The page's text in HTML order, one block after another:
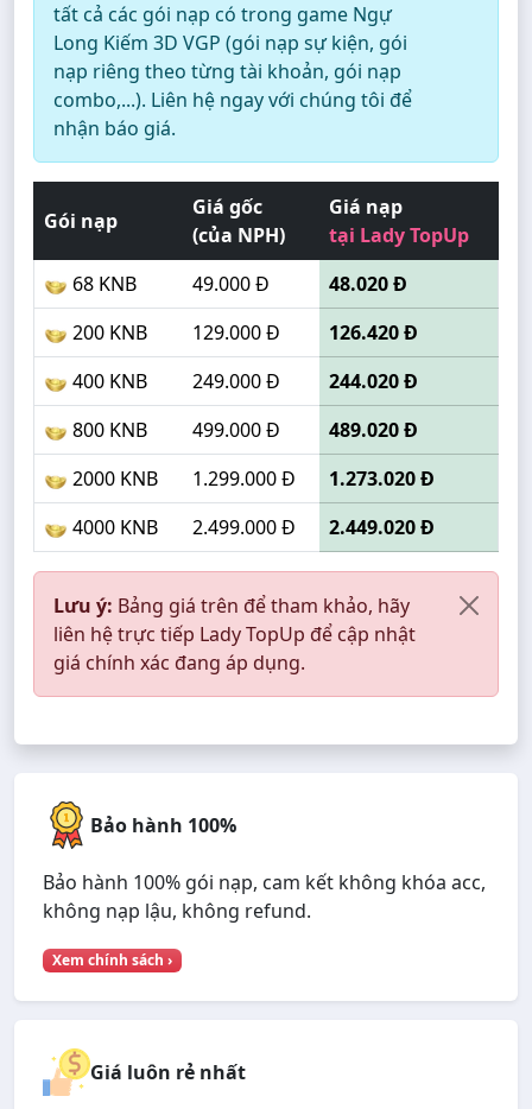
tất cả các gói nạp có trong game Ngự
Long Kiếm 3D VGP (gói nạp sự kiện, gói
nạp riêng theo từng tài khoản, gói nạp
combo,...). Liên hệ ngay với chúng tôi để
nhận báo giá.
Gói nạp
Giá gốc
(của NPH)
Giá nạp
tại Lady TopUp
68 KNB
49.000 Đ
48.020 Đ
200 KNB
129.000 Đ
126.420 Đ
400 KNB
249.000 Đ
244.020 Đ
800 KNB
499.000 Đ
489.020 Đ
2000 KNB
1.299.000 Đ
1.273.020 Đ
4000 KNB
2.499.000 Đ 2.449.020 Đ
Lưu ý: Bảng giá trên để tham khảo, hãy
liên hệ trực tiếp Lady TopUp để cập nhật
giá chính xác đang áp dụng.
Bảo hành 100%
Bảo hành 100% gói nạp, cam kết không khóa acc,
không nạp lậu, không refund.
Xem chính sách ›
Giá luôn rẻ nhất